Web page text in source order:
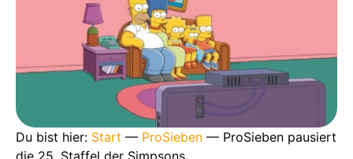
Du bist hier: Start — ProSieben — ProSieben pausiert